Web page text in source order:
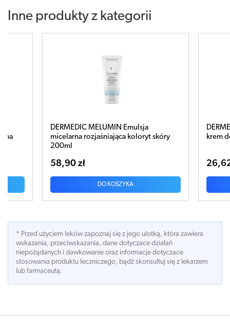
Inne produkty z kategorii
koloryt skóry
DERMEDIC CICATOPY regenerujący
krem do rąk 75ml
* Przed użyciem leków zapoznaj się z jego ulotką, która zawiera
wskazania, przeciwskazania, dane dotyczace działań
niepożądanych i dawkowanie oraz informacje dotyczace
stosowania produktu leczniczego, bądź skonsultuj się z lekarzem
lub farmaceutą.